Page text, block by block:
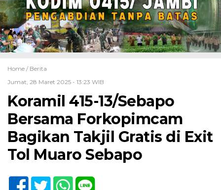
Home / Berita
Jumat, 28 Maret 2025 - 13:23 WIB
Koramil 415-13/Sebapo
Bersama Forkopimcam
Bagikan Takjil Gratis di Exit
Tol Muaro Sebapo